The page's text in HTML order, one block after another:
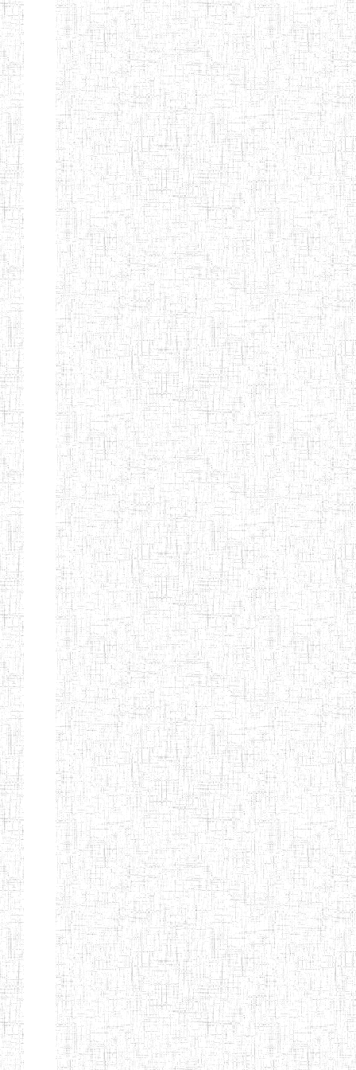
SAINT
ANDREW'S BTTC
28/12/2007 ENIEG
MODEL
INCLUSIVE
BILINGUAL
TEACHER
TRAINING
INSTITUTE
08/09/2015 ENIEG
CEFED/SPED/TTI
SANTA
17/11/2008 ENIEG
PTTC MBENGWI 06/08/1990 ENIEG
FULL GOSPEL
BTTC MBENGWI
02/10/1998 ENIEG
BAPTIST
TEACHERS
TRAINING
COLLEGE
08/08/1983 ENIEG
KENCHOLIA
TEACHER'S
TRAINING
COLLEGE
"K.T.T.C NDOP"
15/09/2015 ENIEG
ENIEG PRIVEE
BILINGUE
LAIQUE LES
PERFORMANCES
PEDAGOGIQUES
01/09/2015 ENIEG
ENIEG DU HAUT
NKAM
12/08/2013 ENIEG
ENIEG BILINGUE
DE L'IPEP DE
BANDJOUN
05/09/2003 ENIEG
ENIEG PRIVEE
NANFAH
07/09/2012 ENIEG
ENPIEG TERESA
JANE
14/03/2014 ENIEG